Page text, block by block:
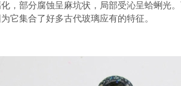
，部分腐蚀呈麻坑状，局部受沁呈蛤蜊光
它集合了好多古代玻璃应有的特征。